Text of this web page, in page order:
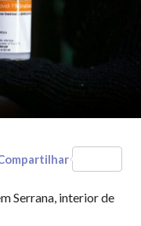
Serrana, interior de